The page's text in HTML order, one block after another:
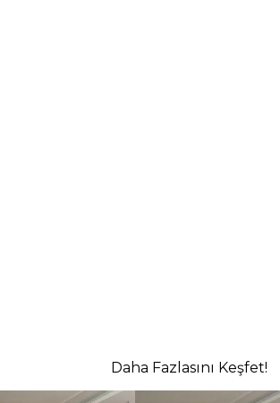
Daha Fazlasını Keşfet!